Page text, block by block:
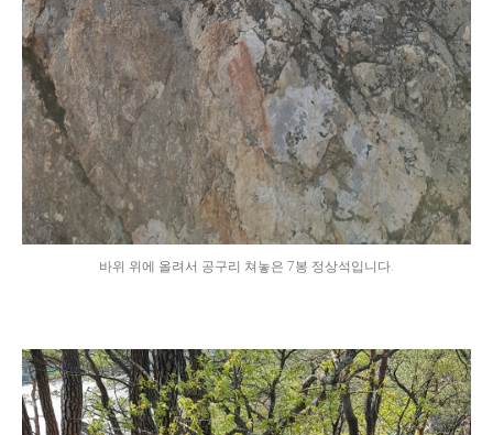
바위 위에 올려서 공구리 쳐놓은 7봉 정상석입니다.